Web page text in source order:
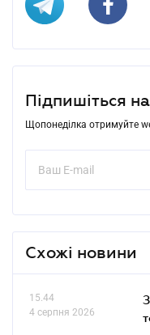
Підпишіться
Щопонеділка отримуйте
Схожі новини
15.44
4 серпня 2026